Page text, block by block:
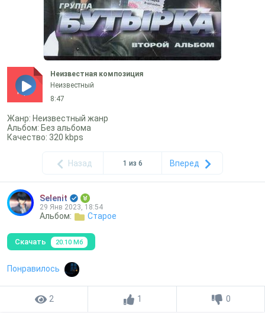
mp3
Неизвестная композиция
Неизвестный
8:47
Жанр: Неизвестный жанр
Альбом: Без альбома
Качество: 320 kbps
Назад 1 из 6 Вперед
Selenit
29 Янв 2023, 18:54
Альбом: Старое
Скачать 20.10 Мб
Понравилось
2 1 0